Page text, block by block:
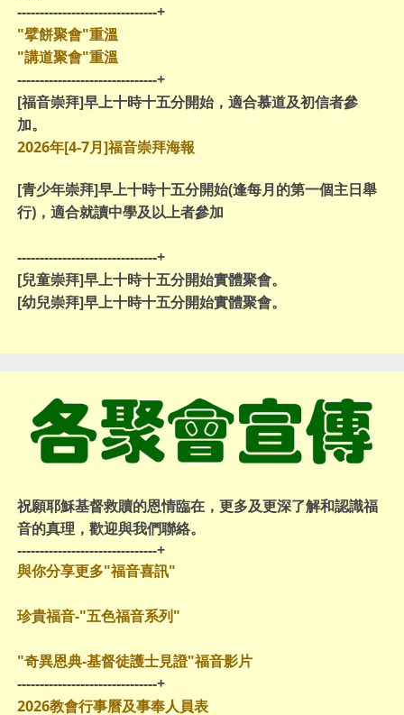
-------------------------------+
"擘餅聚會"重溫
"講道聚會"重溫
-------------------------------+
[福音崇拜]早上十時十五分開始，適合慕道及初信者參
加。
2026年[4-7月]福音崇拜海報
[青少年崇拜]早上十時十五分開始(逢每月的第一個主日舉
行)，適合就讀中學及以上者參加
-------------------------------+
[兒童崇拜]早上十時十五分開始實體聚會。
[幼兒崇拜]早上十時十五分開始實體聚會。
祝願耶穌基督救贖的恩情臨在，更多及更深了解和認識福
音的真理，歡迎與我們聯絡。
-------------------------------+
與你分享更多"福音喜訊"
珍貴福音-"五色福音系列"
"奇異恩典-基督徒護士見證"福音影片
-------------------------------+
2026教會行事曆及事奉人員表